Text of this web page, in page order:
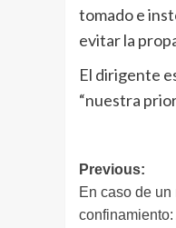
tomado e
evitar la
El dirigente
“nuestra
de
Previous:
En caso de un
confinamiento: